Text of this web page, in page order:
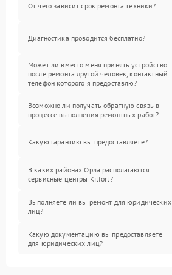
От чего зависит срок ремонта техники?
Диагностика проводится бесплатно?
Может ли вместо меня принять устройство
после ремонта другой человек, контактный
телефон которого я предоставлю?
Возможно ли получать обратную связь в
процессе выполнения ремонтных работ?
Какую гарантию вы предоставляете?
В каких районах Орла располагаются
сервисные центры Kitfort?
Выполняете ли вы ремонт для юридических
лиц?
Какую документацию вы предоставляете
для юридических лиц?